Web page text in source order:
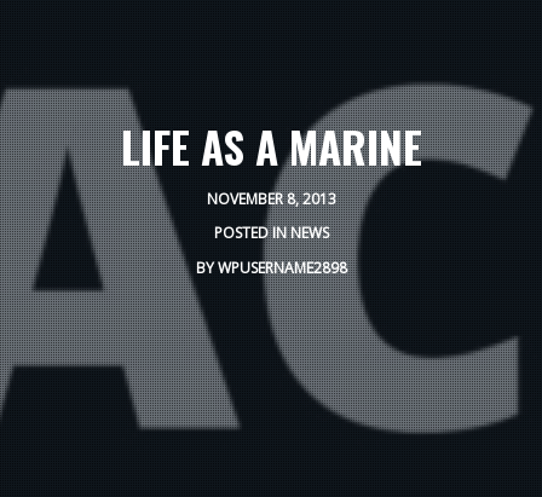
LIFE AS A MARINE
NOVEMBER 8, 2013
POSTED INNEWS
BYWPUSERNAME2898